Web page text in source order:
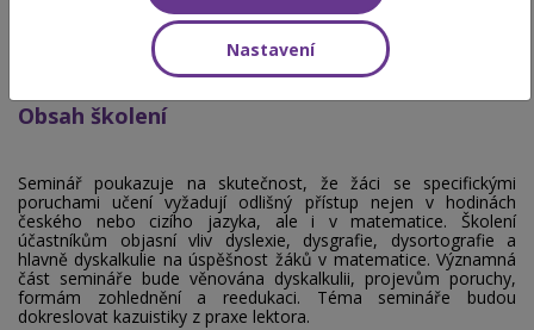
Hodinová dotace
8 vyučovacích hodin
Obsah školení
Seminář poukazuje na skutečnost, že žáci se specifickými
poruchami učenívyžadují odlišný přístup nejen v hodinách
českého nebo cizího jazyka, ale i v matematice. Školení
účastníkům objasnívliv dyslexie, dysgrafie, dysortografie a
hlavně dyskalkulie na úspěšnost žáků v matematice. Významná
část semináře bude věnována dyskalkulii, projevům poruchy,
formám zohlednění a reedukaci. Téma semináře budou
dokreslovat kazuistiky z praxe lektora.
Nastavení